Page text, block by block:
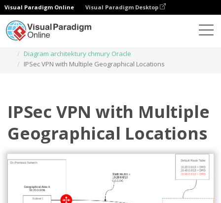
Visual Paradigm Online Visual Paradigm Desktop
Diagram architektury chmury Oracle
IPSec VPN with Multiple Geographical Locations
IPSec VPN with Multiple
Geographical Locations